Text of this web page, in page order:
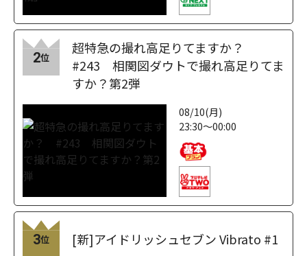
2位
超特急の撮れ高足りてますか？
#243 相関図ダウトで撮れ高足りてま
すか？第2弾
08/10(月)
23:30～00:00
3位 [新]アイドリッシュセブン Vibrato #1